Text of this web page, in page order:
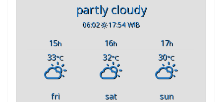
partly cloudy
06:02 17:54 WIB
15h 16h 17h
33°C 32°C 30°C
fri sat
sun